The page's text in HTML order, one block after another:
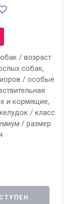
/ возраст
собак,
/ особые
и кормящие,
/ класс
/ размер